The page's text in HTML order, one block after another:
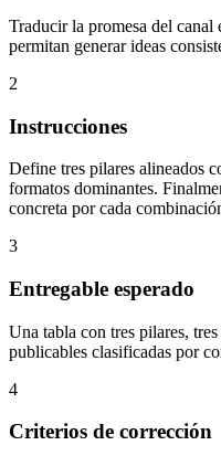
Traducir la promesa del canal
permitan generar ideas
2
Instrucciones
Define tres pilares alineados
formatos dominantes.
concreta por cada
3
Entregable esperado
Una tabla con tres pilares,
publicables clasificadas por
4
Criterios de corrección